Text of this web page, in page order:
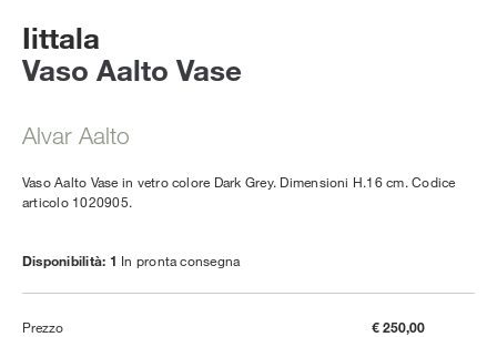
Vaso Aalto Vase
Iittala
Alvar Aalto
Vaso Aalto Vase in vetro colore Dark Grey. Dimensioni H.16 cm. Codice
articolo 1020905.
Disponibilità: 1 In pronta consegna
Prezzo € 250,00